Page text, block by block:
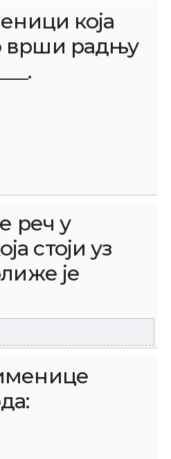
која
врши радњу
реч у
стоји уз
је